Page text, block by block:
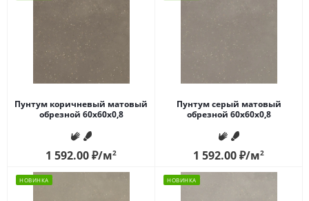
Пунтум коричневый матовый
обрезной 60x60x0,8
1 592.00₽/м2
Пунтум серый матовый
обрезной 60x60x0,8
1 592.00₽/м2
НОВИНКА НОВИНКА